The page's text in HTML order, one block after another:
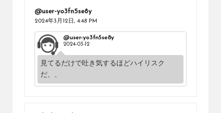
@user-yo3fn5se8y
2024年3月12日, 4:48 PM
@user-yo3fn5se8y
2024-03-12
見てるだけで吐き気するほどハイリスク
だ、、